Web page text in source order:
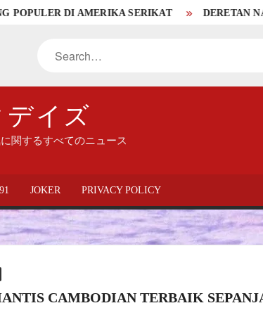
SERIKAT DERETAN NAMA BIOSKOP YANG
Search
デイズ
関するすべてのニュース
JOKER PRIVACY POLICY
CAMBODIAN TERBAIK